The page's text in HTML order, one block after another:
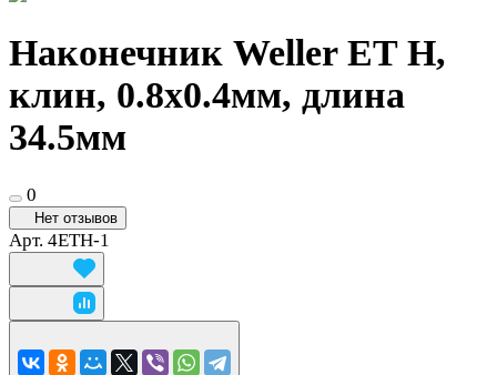
Наконечник Weller ET H,
клин, 0.8х0.4мм, длина
34.5мм
0
Нет отзывов
Арт. 4ETH-1